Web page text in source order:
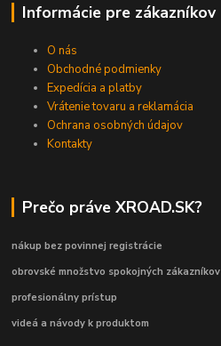
Informácie pre zákazníkov
O nás
Obchodné podmienky
Expedícia a platby
Vrátenie tovaru a reklamácia
Ochrana osobných údajov
Kontakty
Prečo práve XROAD.SK?
nákup bez povinnej registrácie
obrovské množstvo spokojných zákazníkov
profesionálny prístup
videá a návody k produktom